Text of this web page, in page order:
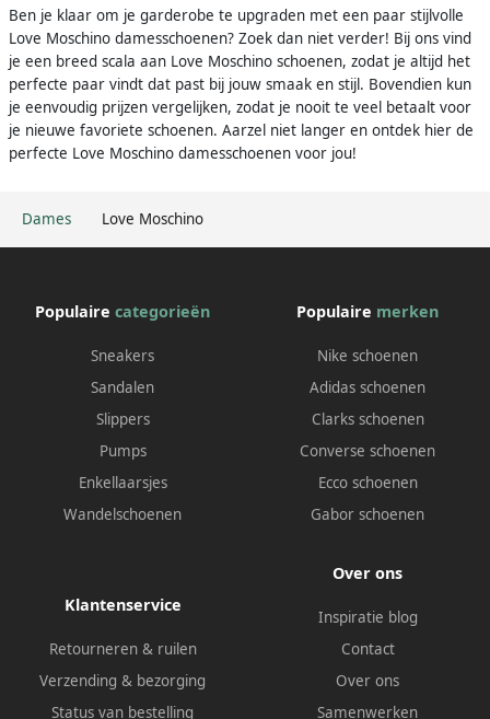
Dames Love Moschino
Ben je klaar om je garderobe te upgraden met een paar stijlvolle
Love Moschino damesschoenen? Zoek dan niet verder! Bij ons vind
je een breed scala aan Love Moschino schoenen, zodat je altijd het
perfecte paar vindt dat past bij jouw smaak en stijl. Bovendien kun
je eenvoudig prijzen vergelijken, zodat je nooit te veel betaalt voor
je nieuwe favoriete schoenen. Aarzel niet langer en ontdek hier de
perfecte Love Moschino damesschoenen voor jou!
Populaire categorieën
Sneakers
Sandalen
Slippers
Pumps
Enkellaarsjes
Wandelschoenen
Populaire merken
Nike schoenen
Adidas schoenen
Clarks schoenen
Converse schoenen
Ecco schoenen
Gabor schoenen
Klantenservice
Retourneren & ruilen
Verzending & bezorging
Status van bestelling
Over ons
Inspiratie blog
Contact
Over ons
Samenwerken